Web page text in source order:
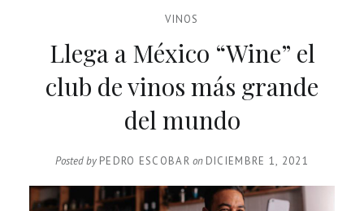
VINOS
Llega a México “Wine” el
club de vinos más grande
del mundo
Posted by PEDRO ESCOBAR on DICIEMBRE 1, 2021